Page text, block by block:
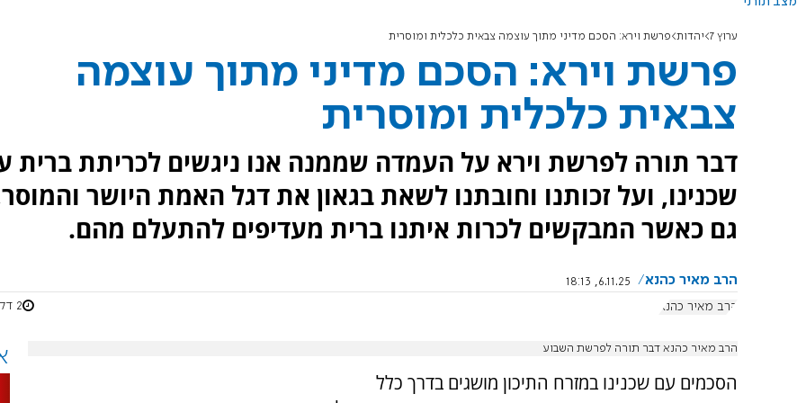
ערוץ 7 יהדות פרשת וירא: הסכם מדיני מתוך עוצמה צבאית כלכלית ומוסרית
פרשת וירא: הסכם מדיני מתוך עוצמה
צבאית כלכלית ומוסרית
דבר תורה לפרשת וירא על העמדה שממנה אנו ניגשים לכריתת ברית
שכנינו, ועל זכותנו וחובתנו לשאת בגאון את דגל האמת היושר
גם כאשר המבקשים לכרות איתנו ברית מעדיפים להתעלם מהם.
הרב מאיר כהנא
6.11.25, 18:13
הרב מאיר כהנא
2 דקות
הרב מאיר כהנא דבר תורה לפרשת השבוע
הסכמים עם שכנינו במזרח התיכון מושגים בדרך כלל